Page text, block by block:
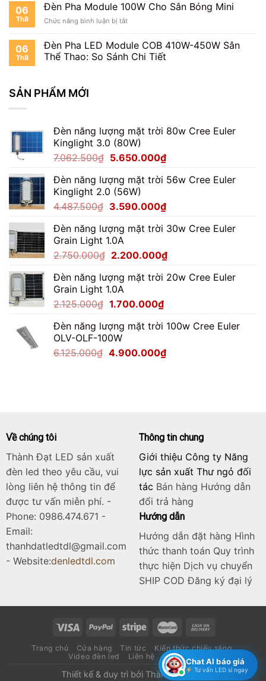
06
Th8
Đèn Pha Module 100W Cho Sân Bóng Mini
Chức năng bình luận bị tắtở
Pha
Module
100W
06
Th8
Đèn Pha LED Module COB 410W-450W Sân
Thể Thao: So Sánh Chi Tiết
SẢN PHẨM MỚI
Đèn năng lượng mặt trời 80w Cree Euler
Kinglight 3.0 (80W)
7.062.500₫ Giá
là:
7.062.500₫.
5.650.000₫Giá
tại
5.650.000₫.
Đèn năng lượng mặt trời 56w Cree Euler
Kinglight 2.0 (56W)
4.487.500₫ Giá
là:
4.487.500₫.
3.590.000₫Giá
tại
3.590.000₫.
Đèn năng lượng mặt trời 30w Cree Euler
Grain Light 1.0A
2.750.000₫ Giá
là:
2.750.000₫.
2.200.000₫Giá
tại
Đèn năng lượng mặt trời 20w Cree Euler
Grain Light 1.0A
2.125.000₫ Giá
là:
2.125.000₫.
1.700.000₫Giá
tại
1.700.000₫.
Đèn năng lượng mặt trời 100w Cree Euler
OLV-OLF-100W
6.125.000₫ Giá
4.900.000₫Giá
Về chúng tôi
Thành Đạt LED sản xuất
đèn led theo yêu cầu, vui
lòng liên hệ thông tin để
được tư vấn miễn phí. -
Phone: 0986.474.671 -
Email:
thanhdatledtdl@gmail.com
- Website:denledtdl.com
Thông tin chung
Giới thiệu Công ty Năng
lực sản xuất Thư ngỏ đối
tác Bán hàng Hướng dẫn
đổi trả hàng
Hướng dẫn
Hướng dẫn đặt hàng Hình
thức thanh toán Quy trình
thực hiện Dịch vụ chuyển
SHIP COD Đăng ký đại lý
Trang chủ Cửa hàng Tin tức
Kiến thức chiếu sáng
Video đèn led
Liên hệ Catalogue
Thiết kế & duy trì bởi Thành Đạt LED
Chat AI báo giá
Tư vấn LED sỉ ngay